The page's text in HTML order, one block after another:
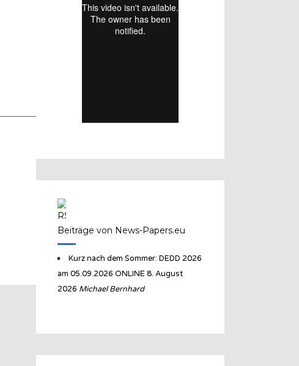
Beiträge von News-Papers.eu
Kurz nach dem Sommer: DEDD 2026
am 05.09.2026 ONLINE 8. August
2026 Michael Bernhard